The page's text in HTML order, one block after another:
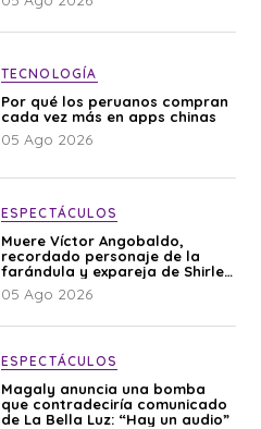
TECNOLOGÍA
Por qué los peruanos compran
cada vez más en apps chinas
05 Ago 2026
ESPECTÁCULOS
Muere Víctor Angobaldo,
recordado personaje de la
farándula y expareja de Shirley
Cherres
05 Ago 2026
ESPECTÁCULOS
Magaly anuncia una bomba
que contradeciría comunicado
de La Bella Luz: “Hay un audio”